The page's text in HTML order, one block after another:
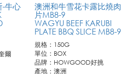
-牛心
爾
澳洲和牛雪花卡露比燒肉
片MB8-9
WAGYU BEEF KARUBI
PLATE BBQ SLICE MB8-9
規格：150G
單位：BOX
品牌：HOWGOOD好挑
產地：澳洲